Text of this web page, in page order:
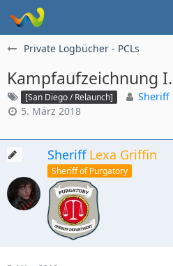
Private Logbücher - PCLs
Kampfaufzeichnung
[San Diego / Relaunch] Sheriff
5. März 2018
Sheriff Lexa Griffin
Sheriff of Purgatory